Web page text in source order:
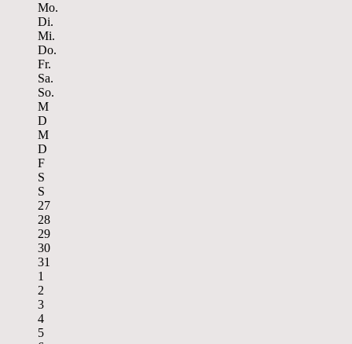
Mo.
Di.
Mi.
Do.
Fr.
Sa.
So.
M
D
M
D
F
S
S
27
28
29
30
31
1
2
3
4
5